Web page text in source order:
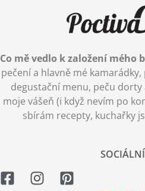
Co mě vedlo k založení mého
pečení a hlavně mé
degustační menu, peču dorty
moje vášeň (i když nevím po
sbírám recepty, kuchařky